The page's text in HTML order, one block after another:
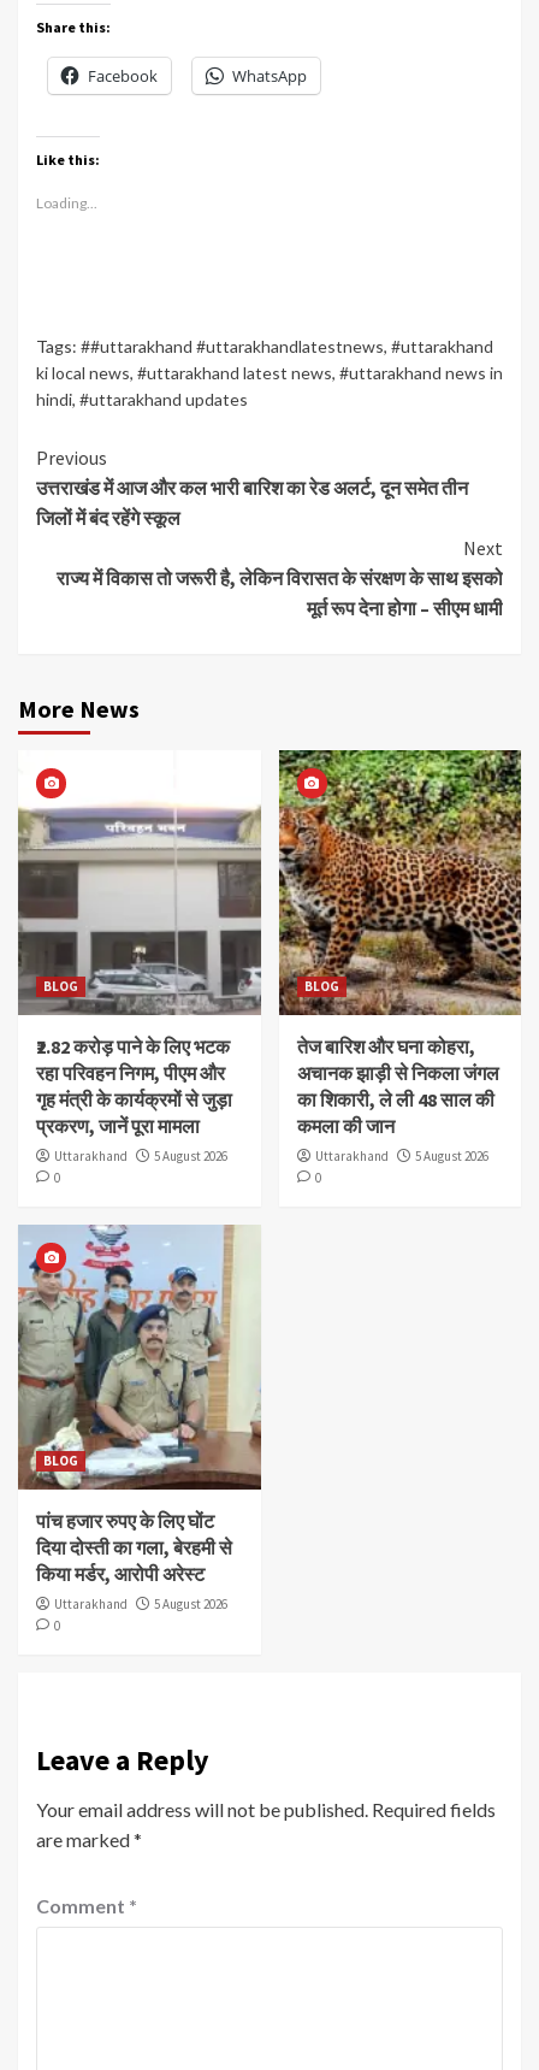
Share this:
Facebook WhatsApp
Like this:
Loading...
Tags: ##uttarakhand #uttarakhandlatestnews, #uttarakhand
ki local news, #uttarakhand latest news, #uttarakhand news in
hindi, #uttarakhand updates
Continue
Reading
Previous
उत्तराखंड में आज और कल भारी बारिश का रेड अलर्ट, दून समेत तीन
जिलों में बंद रहेंगे स्कूल
Next
राज्य में विकास तो जरूरी है, लेकिन विरासत के संरक्षण के साथ इसको
मूर्त रूप देना होगा – सीएम धामी
More News
BLOG
₹2.82 करोड़ पाने के लिए भटक
रहा परिवहन निगम, पीएम और
गृह मंत्री के कार्यक्रमों से जुड़ा
प्रकरण, जानें पूरा मामला
Uttarakhand
5 August 2026
0
BLOG
तेज बारिश और घना कोहरा,
अचानक झाड़ी से निकला जंगल
का शिकारी, ले ली 48 साल की
कमला की जान
Uttarakhand
5 August 2026
0
BLOG
पांच हजार रुपए के लिए घोंट
दिया दोस्ती का गला, बेरहमी से
किया मर्डर, आरोपी अरेस्ट
Uttarakhand
5 August 2026
0
Leave a Reply
Your email address will not be published. Required fields
are marked*
Comment *